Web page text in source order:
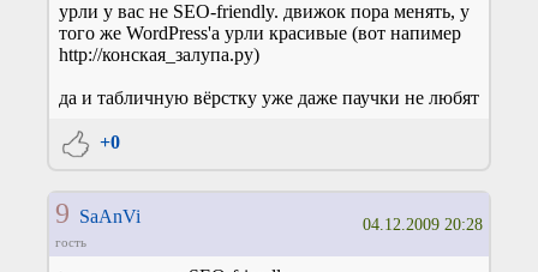
урли у вас не SEO-friendly. движок пора менять, у
того же WordPress'а урли красивые (вот напимер
http://конская_залупа.ру)
да и табличную вёрстку уже даже паучки не любят
+0
9 SaAnVi
гость
04.12.2009 20:28